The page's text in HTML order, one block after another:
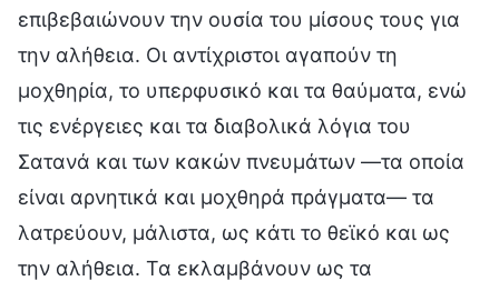
επιβεβαιώνουν την ουσία του μίσους τους για
την αλήθεια. Οι αντίχριστοι αγαπούν τη
μοχθηρία, το υπερφυσικό και τα θαύματα, ενώ
τις ενέργειες και τα διαβολικά λόγια του
Σατανά και των κακών πνευμάτων —τα οποία
είναι αρνητικά και μοχθηρά πράγματα— τα
λατρεύουν, μάλιστα, ως κάτι το θεϊκό και ως
την αλήθεια. Τα εκλαμβάνουν ως τα